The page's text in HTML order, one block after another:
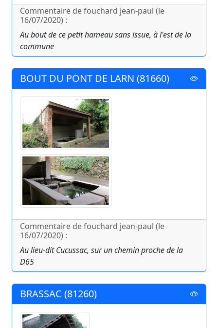
Commentaire de fouchard jean-paul (le
16/07/2020) :
Au bout de ce petit hameau sans issue, à l'est de la
commune
BOUT DU PONT DE LARN (81660)
Commentaire de fouchard jean-paul (le
16/07/2020) :
Au lieu-dit Cucussac, sur un chemin proche de la
D65
BRASSAC (81260)